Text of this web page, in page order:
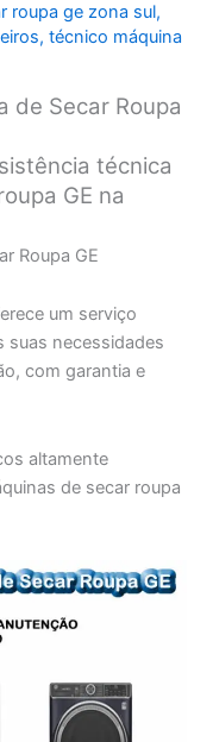
roupa ge zona sul,
,técnico máquina
de Secar Roupa
técnica
GE na
Roupa GE
um serviço
suas necessidades
com garantia e
altamente
de secar roupa